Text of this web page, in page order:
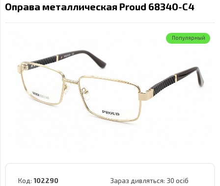
Оправа металлическая Proud 68340-C4
Популярный
Код: 102290 Зараз дивляться: 30 осіб